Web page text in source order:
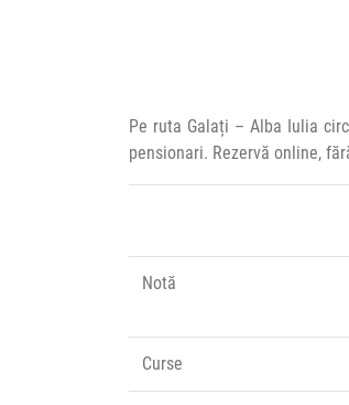
Pe ruta Galați – Alba Iulia
pensionari. Rezervă online,
Notă
Curse